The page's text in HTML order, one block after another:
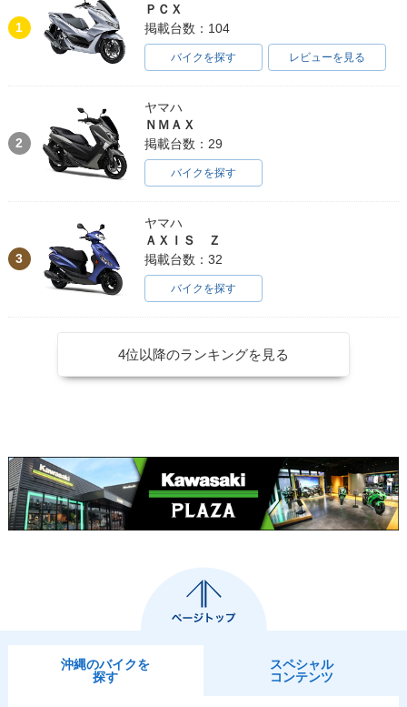
1
ＰＣＸ
掲載台数：104
バイクを探す レビューを見る
2
ヤマハ
ＮＭＡＸ
掲載台数：29
バイクを探す
3
ヤマハ
ＡＸＩＳ Ｚ
掲載台数：32
バイクを探す
4位以降のランキングを見る
沖縄のバイクを
探す
スペシャル
コンテンツ